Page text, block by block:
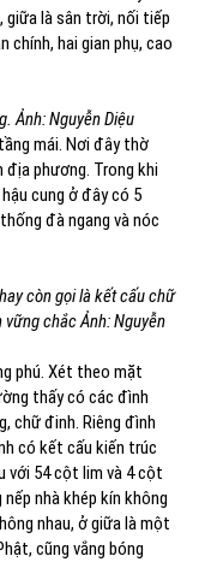
giữa là sân trời, nối tiếp
chính, hai gian phụ, cao
Ảnh: Nguyễn Diệu
mái. Nơi đây thờ
địa phương. Trong khi
cung ở đây có 5
đà ngang và nóc
còn gọi là kết cấu chữ
chắc Ảnh: Nguyễn
phú. Xét theo mặt
thấy có các đình
chữ đinh. Riêng đình
có kết cấu kiến trúc
với 54 cột lim và 4 cột
nhà khép kín không
nhau, ở giữa là một
cũng vắng bóng